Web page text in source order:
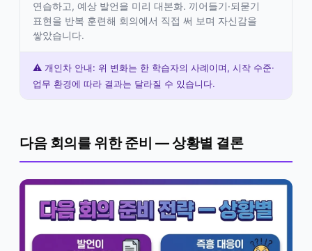
연습하고, 예상 발언을 미리 대본화. 끼어들기·되묻기
표현을 반복 훈련해 회의에서 직접 써 보며 자신감을
쌓았습니다.
⚠️ 개인차 안내: 위 변화는 한 학습자의 사례이며, 시작 수준·
업무 환경에 따라 결과는 달라질 수 있습니다.
다음 회의를 위한 준비 — 상황별 결론